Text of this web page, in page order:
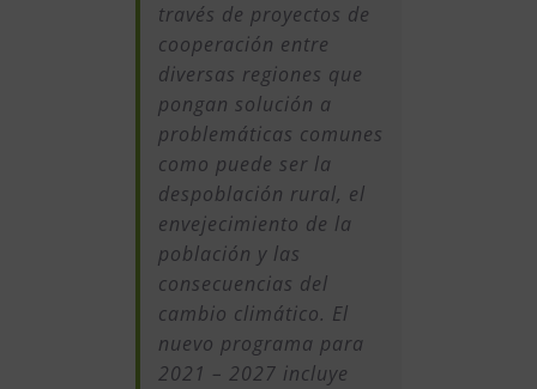
través de proyectos de
cooperación entre
diversas regiones que
pongan solución a
problemáticas comunes
como puede ser la
despoblación rural, el
envejecimiento de la
población y las
consecuencias del
cambio climático. El
nuevo programa para
2021 – 2027 incluye